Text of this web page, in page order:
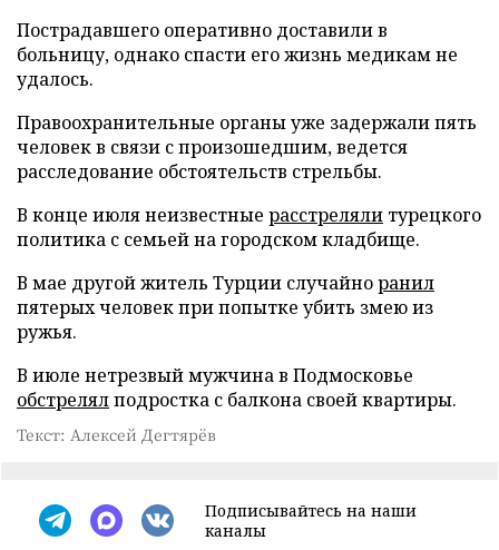
Пострадавшего оперативно доставили в
больницу, однако спасти его жизнь медикам не
удалось.
Правоохранительные органы уже задержали пять
человек в связи с произошедшим, ведется
расследование обстоятельств стрельбы.
В конце июля неизвестные расстреляли турецкого
политика с семьей на городском кладбище.
В мае другой житель Турции случайноранил
пятерых человек при попытке убить змею из
ружья.
В июле нетрезвый мужчина в Подмосковье
обстрелялподростка с балкона своей квартиры.
Текст: Алексей Дегтярёв
Подписывайтесь на наши
каналы